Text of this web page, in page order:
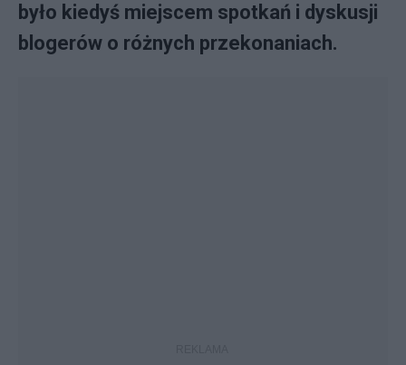
było kiedyś miejscem spotkań i dyskusji
blogerów o różnych przekonaniach.